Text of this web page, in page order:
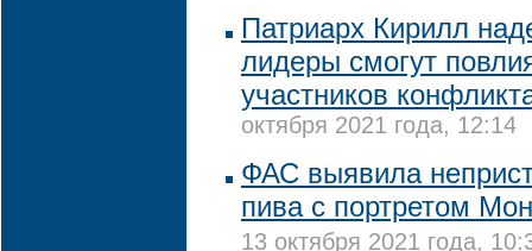
Патриарх Кирилл
лидеры смогут
участников
октября 2021 года, 12:14
ФАС выявила
пива с портретом
13 октября 2021 года,